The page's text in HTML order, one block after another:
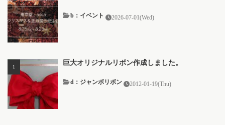
b：イベント 2026-07-01(Wed)
巨大オリジナルリボン作成しました。
2012-01-19(Thu)
d：ジャンボリボン